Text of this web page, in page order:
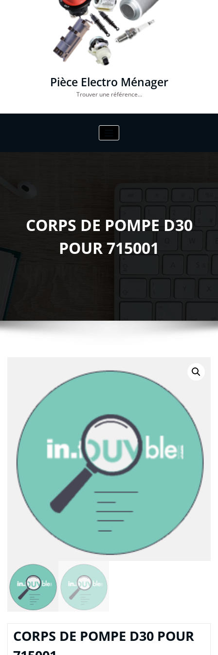
Pièce Electro Ménager
Trouver une référence…
CORPS DE POMPE D30
POUR 715001
CORPS DE POMPE D30 POUR